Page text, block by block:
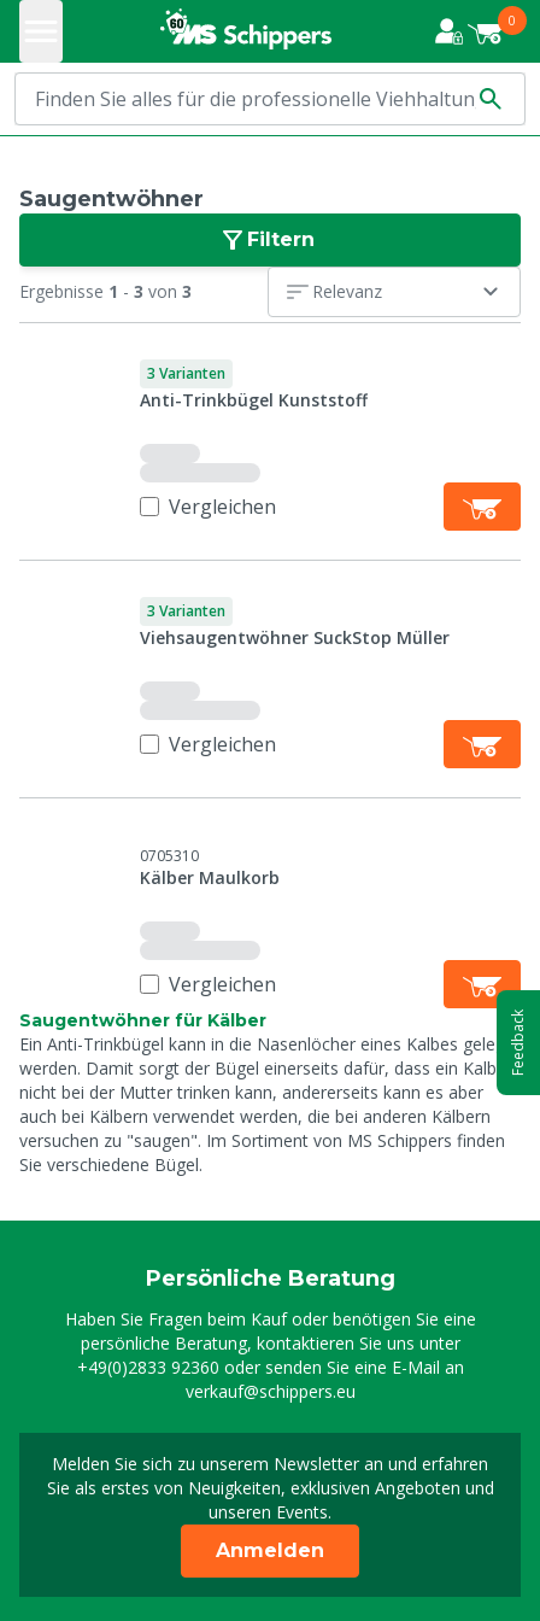
0
Saugentwöhner
Filtern
Ergebnisse 1 - 3 von 3 Relevanz
3 Varianten
Anti-Trinkbügel Kunststoff
Vergleichen
3 Varianten
Viehsaugentwöhner SuckStop Müller
Vergleichen
0705310
Kälber Maulkorb
Vergleichen
Saugentwöhner für Kälber
Ein Anti-Trinkbügel kann in die Nasenlöcher eines Kalbes gelegt
werden. Damit sorgt der Bügel einerseits dafür, dass ein Kalb
nicht bei der Mutter trinken kann, andererseits kann es aber
auch bei Kälbern verwendet werden, die bei anderen Kälbern
versuchen zu "saugen". Im Sortiment von MS Schippers finden
Sie verschiedene Bügel.
Persönliche Beratung
Haben Sie Fragen beim Kauf oder benötigen Sie eine
persönliche Beratung, kontaktieren Sie uns unter
+49(0)2833 92360 oder senden Sie eine E-Mail an
verkauf@schippers.eu
Melden Sie sich zu unserem Newsletter an und erfahren
Sie als erstes von Neuigkeiten, exklusiven Angeboten und
unseren Events.
Melden Sie sich für
Anmelden
Feedback